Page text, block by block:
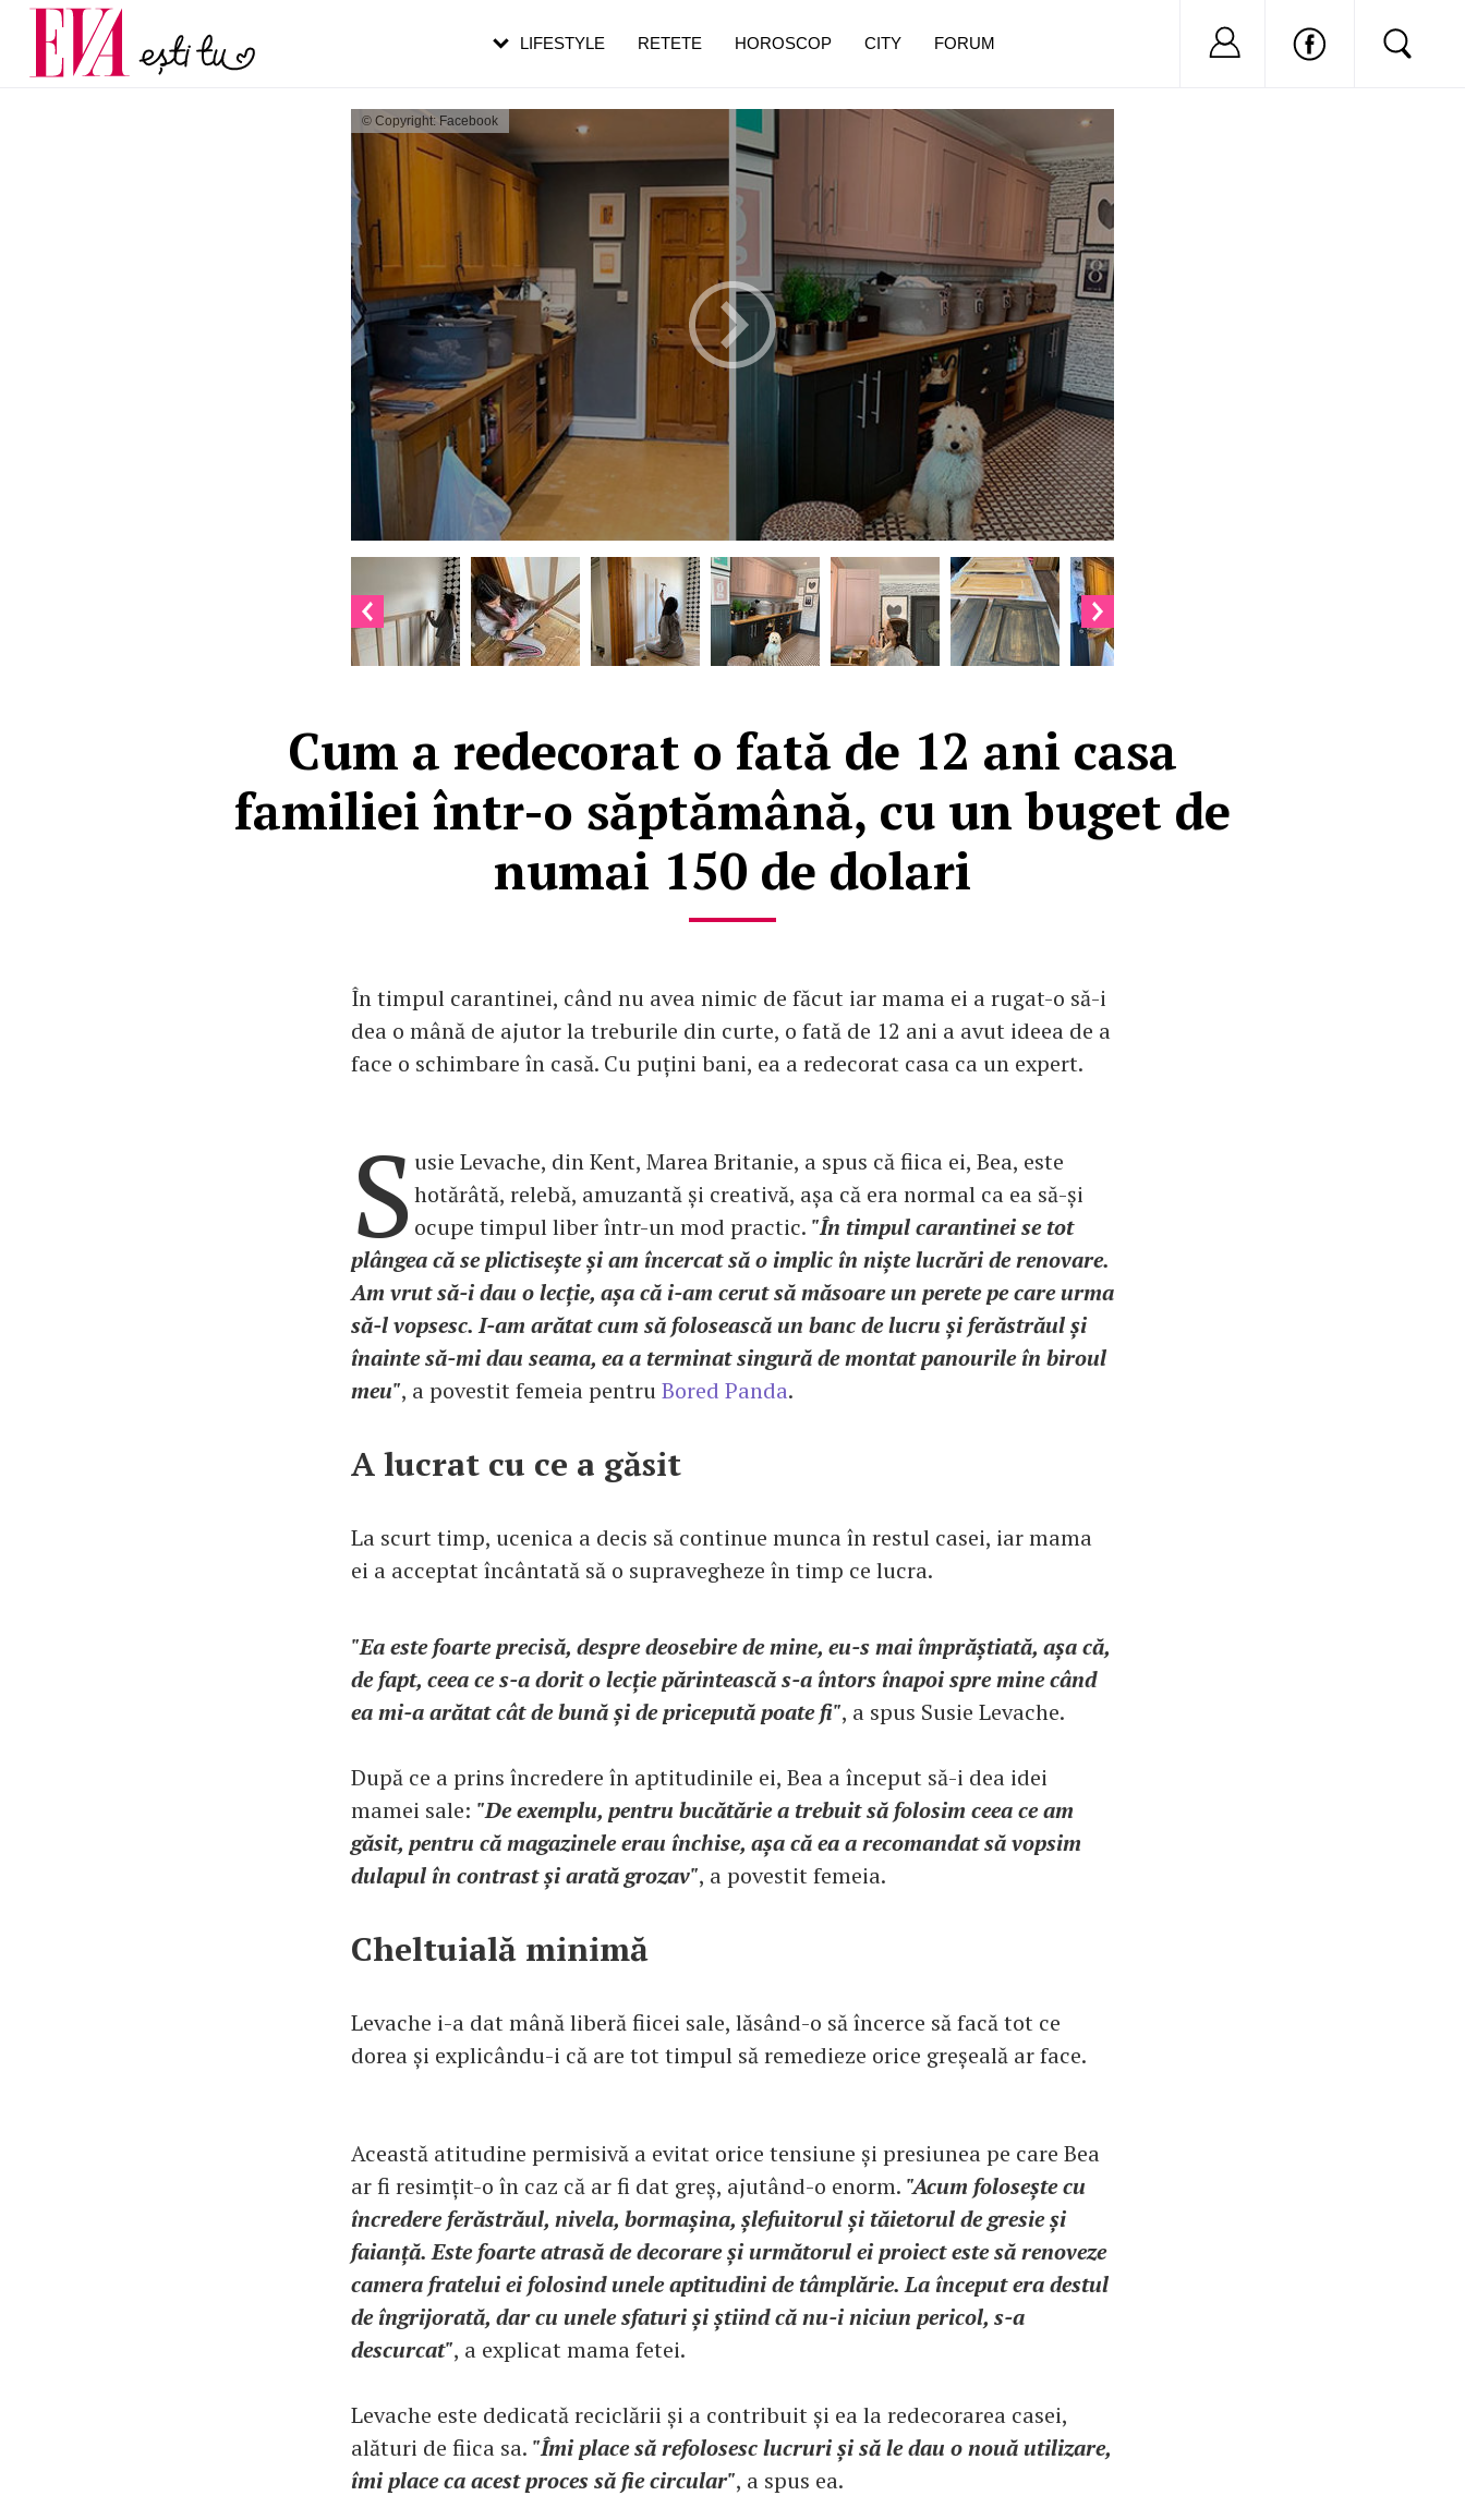
© Copyright: Facebook
Cum a redecorat o fată de 12 ani casa
familiei într-o săptămână, cu un buget de
numai 150 de dolari
În timpul carantinei, când nu avea nimic de făcut iar mama ei a rugat-o să-i
dea o mână de ajutor la treburile din curte, o fată de 12 ani a avut ideea de a
face o schimbare în casă. Cu puțini bani, ea a redecorat casa ca un expert.
S usie Levache, din Kent, Marea Britanie, a spus că fiica ei, Bea, este
hotărâtă, relebă, amuzantă și creativă, așa că era normal ca ea să-și
ocupe timpul liber într-un mod practic. "În timpul carantinei se tot
plângea că se plictisește și am încercat să o implic în niște lucrări de renovare.
Am vrut să-i dau o lecție, așa că i-am cerut să măsoare un perete pe care urma
să-l vopsesc. I-am arătat cum să folosească un banc de lucru și ferăstrăul și
înainte să-mi dau seama, ea a terminat singură de montat panourile în biroul
meu", a povestit femeia pentruBored Panda.
A lucrat cu ce a găsit
La scurt timp, ucenica a decis să continue munca în restul casei, iar mama
ei a acceptat încântată să o supravegheze în timp ce lucra.
"Ea este foarte precisă, despre deosebire de mine, eu-s mai împrăștiată, așa că,
de fapt, ceea ce s-a dorit o lecție părintească s-a întors înapoi spre mine când
ea mi-a arătat cât de bună și de pricepută poate fi", a spus Susie Levache.
După ce a prins încredere în aptitudinile ei, Bea a început să-i dea idei
mamei sale: "De exemplu, pentru bucătărie a trebuit să folosim ceea ce am
găsit, pentru că magazinele erau închise, așa că ea a recomandat să vopsim
dulapul în contrast și arată grozav", a povestit femeia.
Cheltuială minimă
Levache i-a dat mână liberă fiicei sale, lăsând-o să încerce să facă tot ce
dorea și explicându-i că are tot timpul să remedieze orice greșeală ar face.
Această atitudine permisivă a evitat orice tensiune și presiunea pe care Bea
ar fi resimțit-o în caz că ar fi dat greș, ajutând-o enorm. "Acum folosește cu
încredere ferăstrăul, nivela, bormașina, șlefuitorul și tăietorul de gresie și
faianță. Este foarte atrasă de decorare și următorul ei proiect este să renoveze
camera fratelui ei folosind unele aptitudini de tâmplărie. La început era destul
de îngrijorată, dar cu unele sfaturi și știind că nu-i niciun pericol, s-a
descurcat", a explicat mama fetei.
Levache este dedicată reciclării și a contribuit și ea la redecorarea casei,
alături de fiica sa. "Îmi place să refolosesc lucruri și să le dau o nouă utilizare,
îmi place ca acest proces să fie circular", a spus ea.
LIFESTYLE RETETE HOROSCOP CITY FORUM Nu ai cont?
Carieră
Actualitate
pe măsură ce înaintezi în vârstă